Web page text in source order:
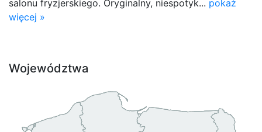
salonu fryzjerskiego. Oryginalny, niespotyk... pokaż
więcej »
Województwa